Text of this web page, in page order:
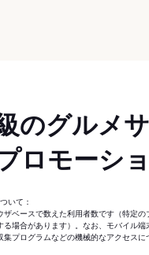
のグルメ
ロモーシ
いて：
ザベースで数えた利用者数です（特定
る場合があります）。なお、モバイル
プログラムなどの機械的なアクセスに